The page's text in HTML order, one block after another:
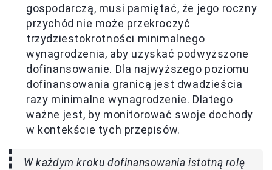
gospodarczą, musi pamiętać, że jego roczny
przychód nie może przekroczyć
trzydziestokrotności minimalnego
wynagrodzenia, aby uzyskać podwyższone
dofinansowanie. Dla najwyższego poziomu
dofinansowania granicą jest dwadzieścia
razy minimalne wynagrodzenie. Dlatego
ważne jest, by monitorować swoje dochody
w kontekście tych przepisów.
W każdym kroku dofinansowania istotną rolę